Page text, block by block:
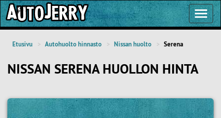
Etusivu Autohuolto hinnasto Nissan huolto Serena
NISSAN SERENA HUOLLON HINTA